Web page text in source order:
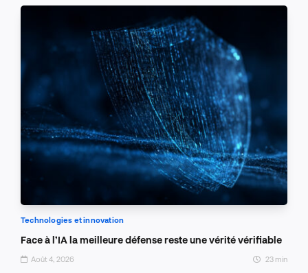
Technologies et innovation
Face à l’IA la meilleure défense reste une vérité vérifiable
Août 4, 2026 23 min